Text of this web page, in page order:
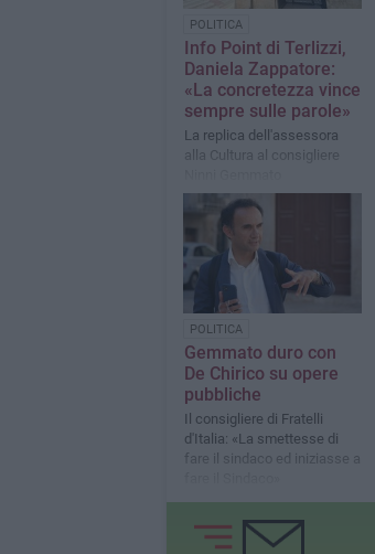
POLITICA
Info Point di Terlizzi,
Daniela Zappatore:
«La concretezza vince
sempre sulle parole»
La replica dell'assessora
alla Cultura al consigliere
POLITICA
Gemmato duro con
De Chirico su opere
pubbliche
Il consigliere di Fratelli
d'Italia: «La smettesse di
fare il sindaco ed iniziasse a